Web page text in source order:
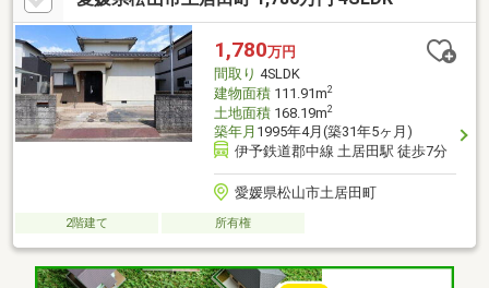
社のHPにも書ききれない情報公開しておりますので、詳しくはそ
ちらもご覧ください
1,780万円
間取り 4SLDK
建物面積111.91m2
土地面積168.19m2
築年月 1995年4月(築31年5ヶ月)
伊予鉄道郡中線 土居田駅 徒歩7分
愛媛県松山市土居田町
2階建て 所有権